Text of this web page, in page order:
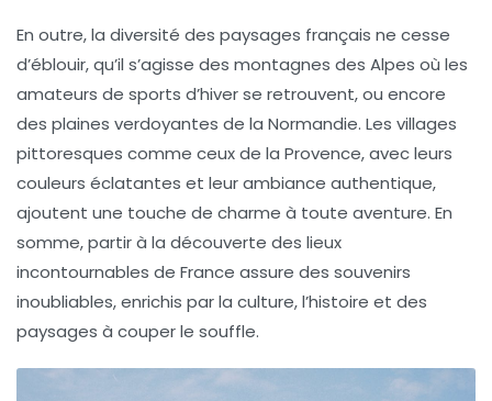
En outre, la diversité des paysages français ne cesse
d’éblouir, qu’il s’agisse des montagnes des Alpes où les
amateurs de sports d’hiver se retrouvent, ou encore
des plaines verdoyantes de la Normandie. Les villages
pittoresques comme ceux de la Provence, avec leurs
couleurs éclatantes et leur ambiance authentique,
ajoutent une touche de charme à toute aventure. En
somme, partir à la découverte des lieux
incontournables de France assure des souvenirs
inoubliables, enrichis par la culture, l’histoire et des
paysages à couper le souffle.